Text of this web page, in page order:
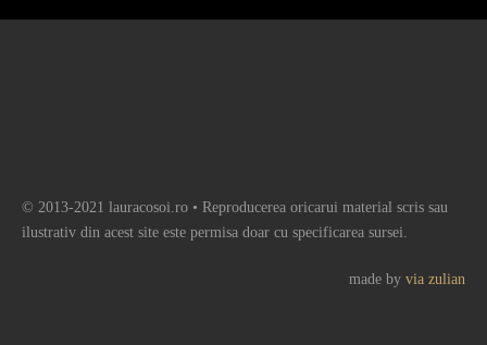
© 2013-2021 lauracosoi.ro • Reproducerea oricarui material scris sau
ilustrativ din acest site este permisa doar cu specificarea sursei.
made by via zulian